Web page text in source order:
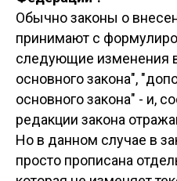
Обычно законы о
принимают с
следующие изменения
основного закона",
основного закона" - и,
редакции закона
Но в данном случае в
просто прописана